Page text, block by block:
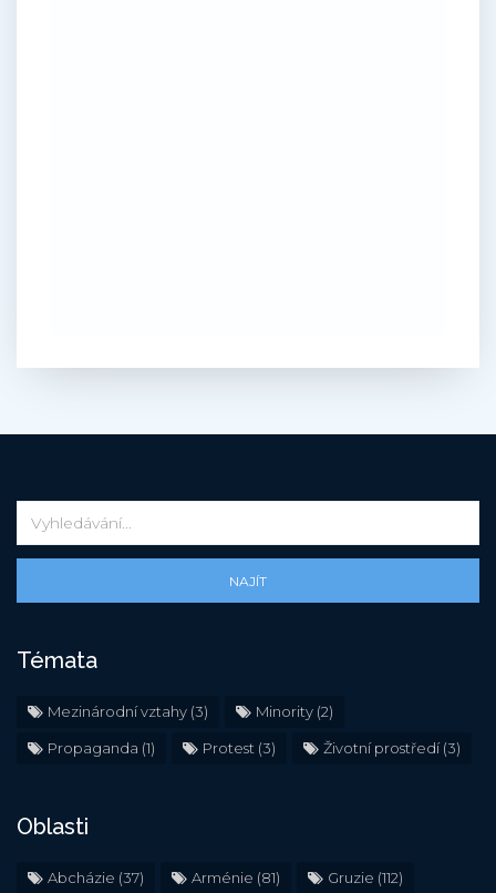
NAJÍT
Témata
Mezinárodní vztahy (3) Minority (2)
Propaganda (1) Protest (3) Životní prostředí(3)
Oblasti
Abcházie (37) Arménie (81) Gruzie (112)